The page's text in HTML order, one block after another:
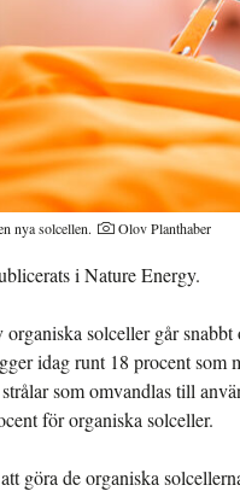
nya solcellen. Olov Planthaber
i Nature Energy.
solceller går
idag runt 18 procent som
som omvandlas till
för organiska solceller.
göra de organiska